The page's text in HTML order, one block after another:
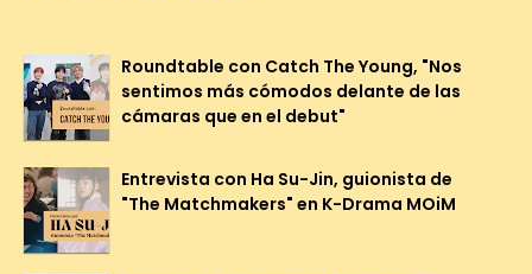
Roundtable con Catch The Young, "Nos
sentimos más cómodos delante de las
cámaras que en el debut"
Entrevista con Ha Su-Jin, guionista de
"The Matchmakers" en K-Drama MOiM